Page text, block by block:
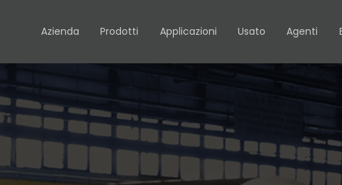
Azienda Prodotti Applicazioni Usato Agenti